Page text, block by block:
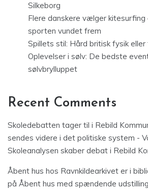
Silkeborg
Flere danskere vælger kitesurfing
sporten vundet frem
Spillets stil: Hård britisk fysik
Oplevelser i sølv: De bedste
sølvbrylluppet
Recent Comments
Skoledebatten tager til i Rebild
sendes videre i det politiske system -
Skoleanalysen skaber debat i Rebild
Åbent hus hos Ravnkildearkivet er i
på Åbent hus med spændende